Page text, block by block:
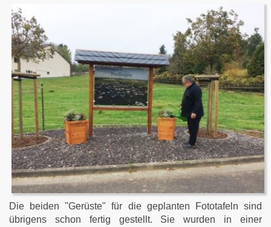
Die beiden "Gerüste" für die geplanten Fototafeln sind
übrigens schon fertig gestellt. Sie wurden in einer